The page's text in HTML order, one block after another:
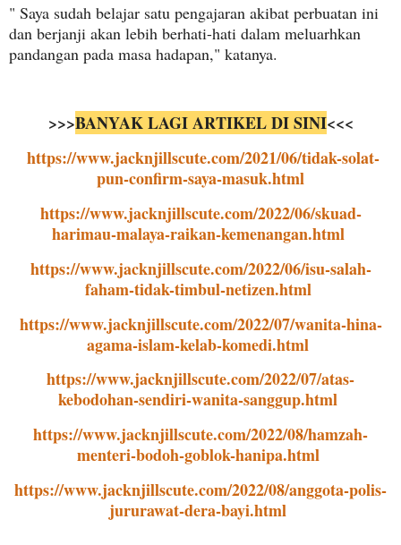
" Saya sudah belajar satu pengajaran akibat perbuatan ini
dan berjanji akan lebih berhati-hati dalam meluarhkan
pandangan pada masa hadapan," katanya.
>>>BANYAK LAGI ARTIKEL DI SINI<<<
https://www.jacknjillscute.com/2021/06/tidak-solat-
pun-confirm-saya-masuk.html
https://www.jacknjillscute.com/2022/06/skuad-
harimau-malaya-raikan-kemenangan.html
https://www.jacknjillscute.com/2022/06/isu-salah-
faham-tidak-timbul-netizen.html
https://www.jacknjillscute.com/2022/07/wanita-hina-
agama-islam-kelab-komedi.html
https://www.jacknjillscute.com/2022/07/atas-
kebodohan-sendiri-wanita-sanggup.html
https://www.jacknjillscute.com/2022/08/hamzah-
menteri-bodoh-goblok-hanipa.html
https://www.jacknjillscute.com/2022/08/anggota-polis-
jururawat-dera-bayi.html